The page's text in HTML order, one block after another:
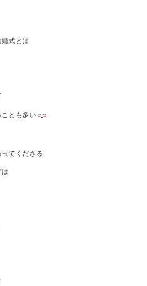
式とは
とも多い
てくださる